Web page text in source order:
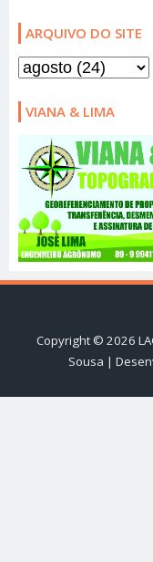
ARQUIVO DO SITE
VIANA & LIMA
Copyright © 2026
Sousa |